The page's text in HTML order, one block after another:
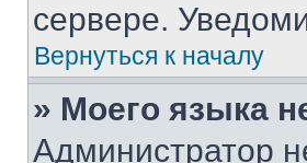
сервере.
Вернуться к началу
» Моего языка
Администратор